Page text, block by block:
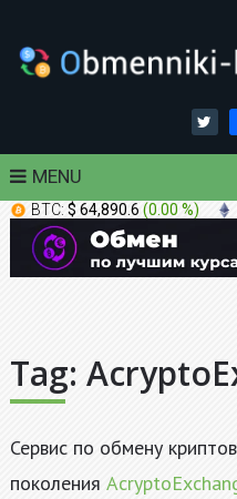
MENU
BTC: $ 64,890.6 (0.00 %)
Tag:
Сервис по обмену
поколения